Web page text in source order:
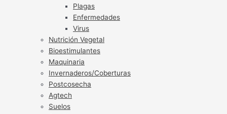
Plagas
Enfermedades
Virus
Nutrición Vegetal
Bioestimulantes
Maquinaria
Invernaderos/Coberturas
Postcosecha
Agtech
Suelos